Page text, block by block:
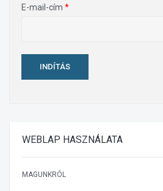
E-mail-cím *
INDÍTÁS
WEBLAP HASZNÁLATA
MAGUNKRÓL